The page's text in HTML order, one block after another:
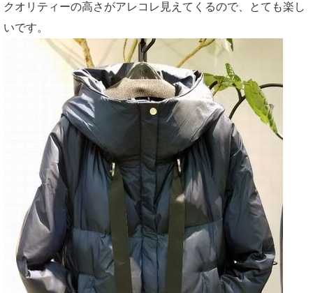
クオリティーの高さがアレコレ見えてくるので、とても楽し
いです。